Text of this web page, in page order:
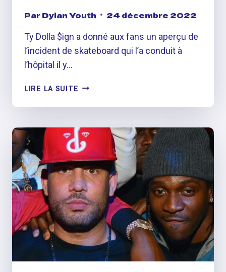
ParDylan Youth 24 décembre 2022
Ty Dolla $ign a donné aux fans un aperçu de
l’incident de skateboard qui l’a conduit à
l’hôpital il y…
LIRE LA SUITE TY
$IGN
UNE
VIDÉO
D’UN
ACCIDENT
DE
SKATEBOARD
QUI
L’A
LAISSÉ
HOSPITALISÉ